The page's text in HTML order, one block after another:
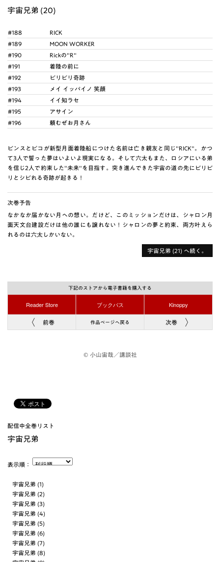
宇宙兄弟 (20)
#188
RICK
#189
MOON WORKER
#190
Rickの"R"
#191
着陸の前に
#192
ビリビリ奇跡
#193
メイ イッパイノ 笑顔
#194
イイ知ラセ
#195
アサイン
#196
頼むぜお月さん
ビンスとピコが新型月面着陸船につけた名前は亡き親友と同じ"RICK"。かつ
て3人で誓った夢はいよいよ現実になる。そして六太もまた、ロシアにいる弟
を信じ2人で約束した"未来"を目指す。突き進んできた宇宙の道の先にビリビ
リとシビれる奇跡が起きる！
次巻予告
なかなか届かない月への想い。だけど、このミッションだけは、シャロン月
面天文台建設だけは他の誰にも譲れない！シャロンの夢と約束、両方叶えら
れるのは六太しかいない。
宇宙兄弟 (21) へ続く。
下記のストアから電子書籍を購入する
Reader Store ブックパス Kinoppy
前巻 作品ページへ戻る 次巻
© 小山宙哉／講談社
配信中全巻リスト
宇宙兄弟
表示順：
宇宙兄弟 (1)
宇宙兄弟 (2)
宇宙兄弟 (3)
宇宙兄弟 (4)
宇宙兄弟 (5)
宇宙兄弟 (6)
宇宙兄弟 (7)
宇宙兄弟 (8)